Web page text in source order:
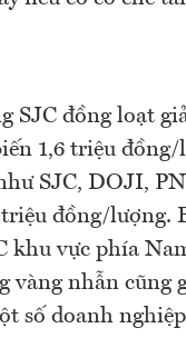
SJC đồng loạt
1,6 triệu đồng/
SJC, DOJI,
đồng/lượng.
khu vực phía
nhẫn cũng
số doanh